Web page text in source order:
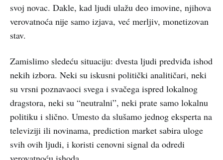
svoj novac. Dakle, kad ljudi ulažu deo imovine, njihova
verovatnoća nije samo izjava, već merljiv, monetizovan
stav.
Zamislimo sledeću situaciju: dvesta ljudi predviđa ishod
nekih izbora. Neki su iskusni politički analitičari, neki
su vrsni poznavaoci svega i svačega ispred lokalnog
dragstora, neki su “neutralni”, neki prate samo lokalnu
politiku i slično. Umesto da slušamo jednog eksperta na
televiziji ili novinama, prediction market sabira uloge
svih ovih ljudi, i koristi cenovni signal da odredi